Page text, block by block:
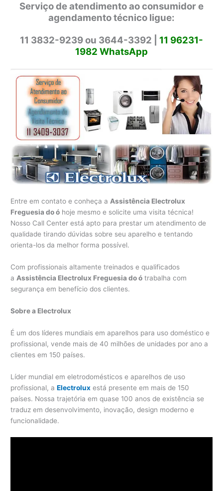
Serviço de atendimento ao consumidor e
agendamento técnico ligue:
11 3832-9239 ou 3644-3392 | 11 96231-
1982 WhatsApp
Entre em contato e conheça aAssistência Electrolux
Freguesia do ó hoje mesmo e solicite uma visita técnica!
Nosso Call Center está apto para prestar um atendimento de
qualidade tirando dúvidas sobre seu aparelho e tentando
orienta-los da melhor forma possível.
Com profissionais altamente treinados e qualificados
aAssistência Electrolux Freguesia do ó trabalha com
segurança em benefício dos clientes.
Sobre a Electrolux
É um dos líderes mundiais em aparelhos para uso doméstico e
profissional, vende mais de 40 milhões de unidades por ano a
clientes em 150 países.
Líder mundial em eletrodomésticos e aparelhos de uso
profissional, aElectrolux está presente em mais de 150
países. Nossa trajetória em quase 100 anos de existência se
traduz em desenvolvimento, inovação, design moderno e
funcionalidade.